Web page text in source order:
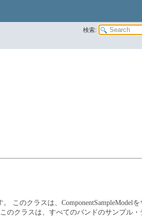
検索:
このクラスは、ComponentSampleModel
このクラスは、すべてのバンドのサンプル・